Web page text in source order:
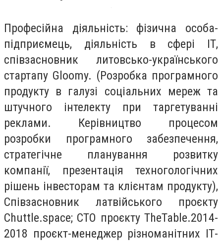
Професійна діяльність: фізична особа-
підприємець, діяльність в сфері ІТ,
співзасновник литовсько-українського
стартапу Gloomy. (Розробка програмного
продукту в галузі соціальних мереж та
штучного інтелекту при таргетуванні
реклами. Керівництво процесом
розробки програмного забезпечення,
стратегічне планування розвитку
компанії, презентація техногологічних
рішень інвесторам та клієнтам продукту),
Співзасновник латвійського проєкту
Chuttle.space; СТО проєкту TheTable.2014-
2018 проєкт-менеджер різноманітних ІТ-